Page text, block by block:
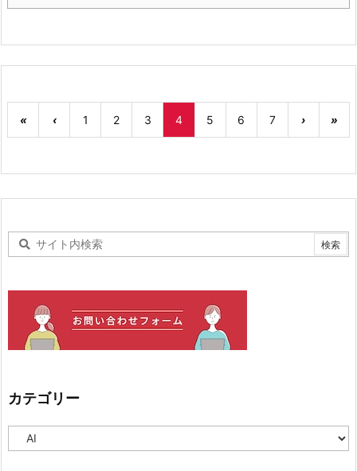
« ‹ 1 2 3 4 5 6 7 › »
カテゴリー
テ